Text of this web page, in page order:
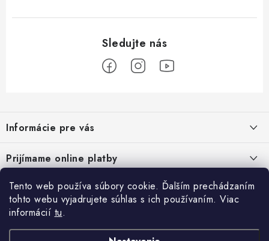
Tento web používa súbory cookie. Ďalším prechádzaním
tohto webu vyjadrujete súhlas s ich používaním. Viac
informácií tu.
p
ä
t
Informácie pre vás
Reklamačný poriadok - formulár
Kontakt
Prijímame online platby
Prihlásenie
E-mail
Facebook